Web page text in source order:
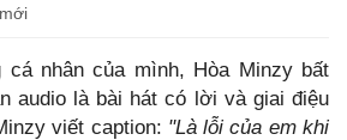
cá nhân của mình, Hòa Minzy bất
audio là bài hát có lời và giai điệu
viết caption: "Là lỗi của em khi